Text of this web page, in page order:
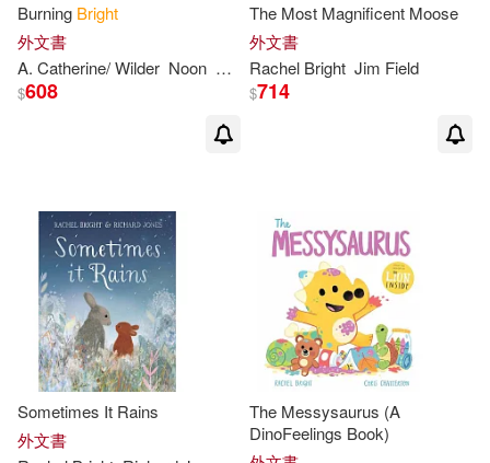
Burning Bright
外文書
A. Catherine/ Wilder Noon Rachel
$608
The Most Magnificent Moose
外文書
Rachel Bright Jim Field
$714
Sometimes It Rains
外文書
The Messysaurus (A
DinoFeelings Book)